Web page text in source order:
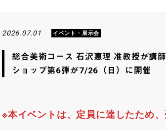
2026.07.01 イベント・展示会
総合美術コース 石沢惠理 准教授が講
ショップ第6弾が7/26（日）に開催
※本イベントは、定員に達したため、